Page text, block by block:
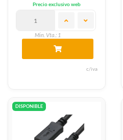
Precio exclusivo web
Min. Vta.: 1
c/iva
DISPONIBLE